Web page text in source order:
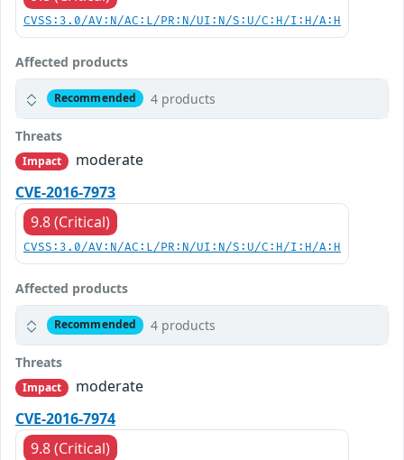
CVSS:3.0/AV:N/AC:L/PR:N/UI:N/S:U/C:H/I:H/A:H
Affected products
Recommended 4 products
Threats
Impact
moderate
CVE-2016-7973
9.8 (Critical)
CVSS:3.0/AV:N/AC:L/PR:N/UI:N/S:U/C:H/I:H/A:H
Affected products
Recommended 4 products
Threats
Impact
moderate
CVE-2016-7974
9.8 (Critical)